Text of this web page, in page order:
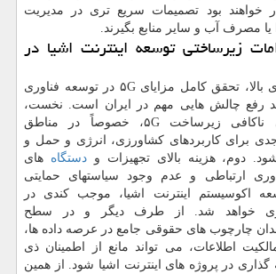
خواهند بود تصمیمات سریع تری در مدیریت
یا مصرف آب و سایر منابع بگیرند.
زیرساختی توسعه اینترنت اشیا در
با وجود پتانسیل های بالا، تحقق کامل مزایای ۵G در توسعه فناوری
رفع چالش هایی مهم در ایران است. نخست،
پوشش جغرافیایی ناکافی زیرساخت ۵G، خصوصاً در مناطق
برای کاربردهای کشاورزی، انرژی و حمل و
دوم، هزینه بالای تجهیزات ودستگاه های
ارتباطی و عدم وجود سیاستهای حمایتی
اکوسیستم اینترنت اشیا، موجب کندی در
خواهد شد. از طرف دیگر و در سطح
چارچوب های حقوقی جامع در عرصه داده ها،
اطلاعات، می تواند مانع از اطمینان ذی
گذاری در پروژه های اینترنت اشیا شود. از همین